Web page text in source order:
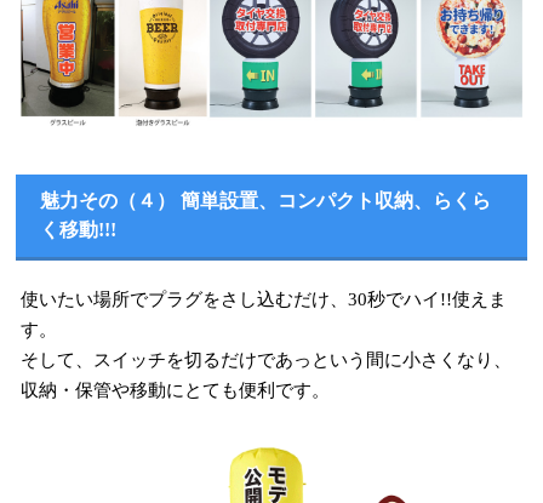
魅力その（４） 簡単設置、コンパクト収納、らくら
く移動!!!
使いたい場所でプラグをさし込むだけ、30秒でハイ!!使えま
す。
そして、スイッチを切るだけであっという間に小さくなり、
収納・保管や移動にとても便利です。